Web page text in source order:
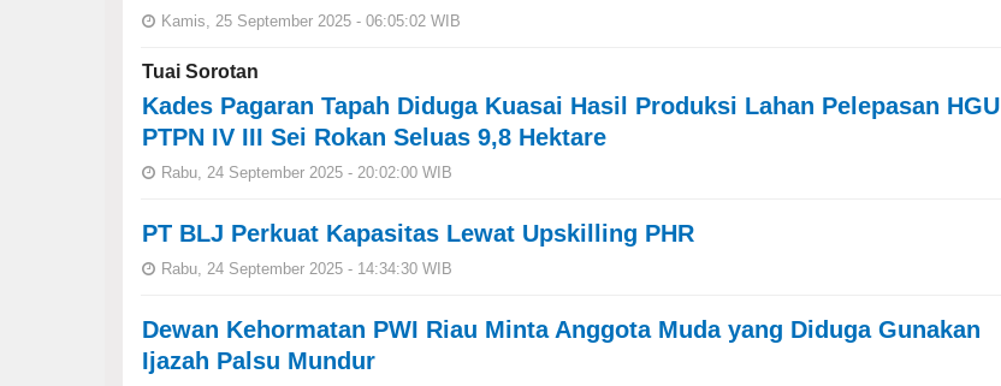
Kamis, 25 September 2025 - 06:05:02 WIB
Tuai Sorotan
Kades Pagaran Tapah Diduga Kuasai Hasil Produksi Lahan Pelepasan HGU
PTPN IV III Sei Rokan Seluas 9,8 Hektare
Rabu, 24 September 2025 - 20:02:00 WIB
PT BLJ Perkuat Kapasitas Lewat Upskilling PHR
Rabu, 24 September 2025 - 14:34:30 WIB
Dewan Kehormatan PWI Riau Minta Anggota Muda yang Diduga Gunakan
Ijazah Palsu Mundur